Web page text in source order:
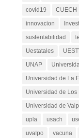
covid19
CUECH
innovacion
sustentabilidad
Uestatales
UNAP
Universidad de La
Universidad de Los
Universidad de
upla
usach
uvalpo
vacuna